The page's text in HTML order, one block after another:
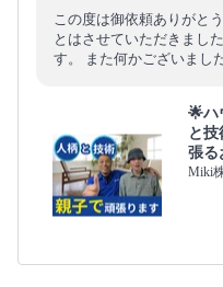
この度は御依頼ありがと
とはさせていただきまし
す。 また何かございまし
🌟ハ
と
張る
Miki